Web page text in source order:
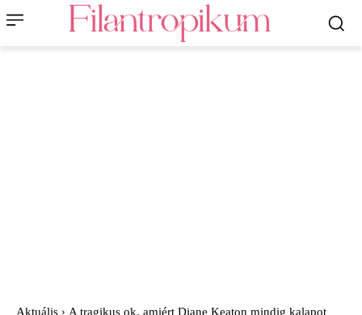
Aktuális
A tragikus ok, amiért Diane Keaton mindig kalapot